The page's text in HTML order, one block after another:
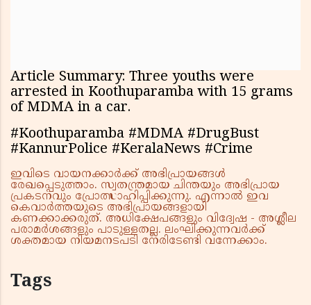
Article Summary: Three youths were
arrested in Koothuparamba with 15 grams
of MDMA in a car.
#Koothuparamba #MDMA #DrugBust
#KannurPolice #KeralaNews #Crime
ഇവിടെ വായനക്കാർക്ക് അഭിപ്രായങ്ങൾ
രേഖപ്പെടുത്താം. സ്വതന്ത്രമായ ചിന്തയും അഭിപ്രായ
പ്രകടനവും പ്രോത്സാഹിപ്പിക്കുന്നു. എന്നാൽ ഇവ
കെവാർത്തയുടെ അഭിപ്രായങ്ങളായി
കണക്കാക്കരുത്. അധിക്ഷേപങ്ങളും വിദ്വേഷ - അശ്ലീല
പരാമർശങ്ങളും പാടുള്ളതല്ല. ലംഘിക്കുന്നവർക്ക്
ശക്തമായ നിയമനടപടി നേരിടേണ്ടി വന്നേക്കാം.
Tags